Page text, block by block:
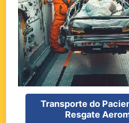
Transporte do
Resgate